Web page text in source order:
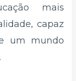
mais
capaz
um mundo